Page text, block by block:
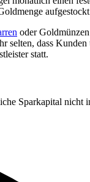
oder
selten, dass
statt.
Sparkapital nicht